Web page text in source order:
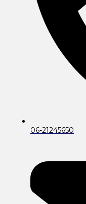
06-21245650